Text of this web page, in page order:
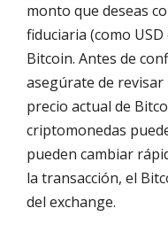
monto que deseas
fiduciaria (como USD
Bitcoin. Antes de
asegúrate de revisar
precio actual de
criptomonedas
pueden cambiar
la transacción, el
del exchange.